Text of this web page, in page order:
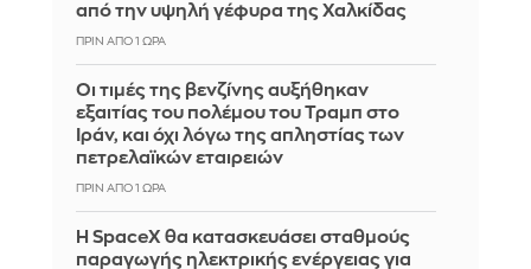
από την υψηλή γέφυρα της Χαλκίδας
ΠΡΙΝ ΑΠΌ 1 ΏΡΑ
Οι τιμές της βενζίνης αυξήθηκαν
εξαιτίας του πολέμου του Τραμπ στο
Ιράν, και όχι λόγω της απληστίας των
πετρελαϊκών εταιρειών
ΠΡΙΝ ΑΠΌ 1 ΏΡΑ
Η SpaceX θα κατασκευάσει σταθμούς
παραγωγής ηλεκτρικής ενέργειας για